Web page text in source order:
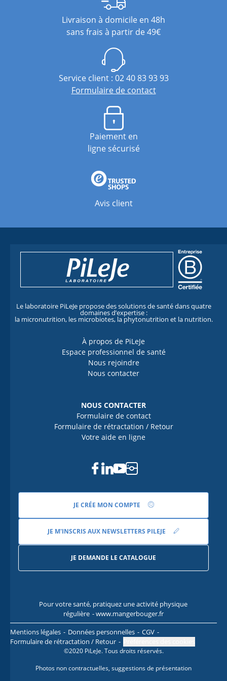
Livraison à domicile en 48h
sans frais à partir de 49€
Service client : 02 40 83 93 93
Formulaire de contact
Paiement en
ligne sécurisé
Avis client
Le laboratoire PiLeJe propose des solutions de santé dans quatre
domaines d’expertise :
la micronutrition, les microbiotes, la phytonutrition et la nutrition.
À propos de PiLeJe
Espace professionnel de santé
Nous rejoindre
Nous contacter
NOUS CONTACTER
Formulaire de contact
Formulaire de rétractation / Retour
Votre aide en ligne
Facebook
Linkedin
Youtube
Instagram
JE CRÉE MON COMPTE
JE M'INSCRIS AUX NEWSLETTERS PILEJE
JE DEMANDE LE CATALOGUE
Pour votre santé, pratiquez une activité physique
régulière - www.mangerbouger.fr
Mentions légales
Données personnelles
CGV
Formulaire de rétractation / Retour
©2020 PiLeJe. Tous droits réservés.
Photos non contractuelles, suggestions de présentation